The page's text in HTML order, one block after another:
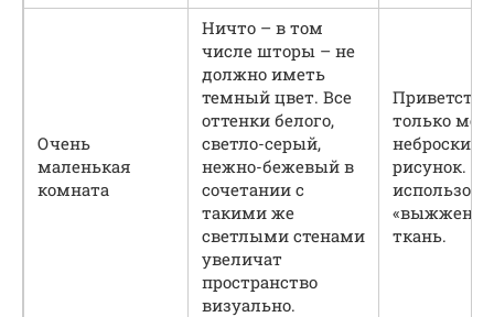
Очень
маленькая
комната
Ничто – в том
числе шторы – не
должно иметь
темный цвет. Все
оттенки белого,
светло-серый,
нежно-бежевый в
сочетании с
такими же
светлыми стенами
увеличат
пространство
визуально.
только
неброский
рисунок.
ткань.